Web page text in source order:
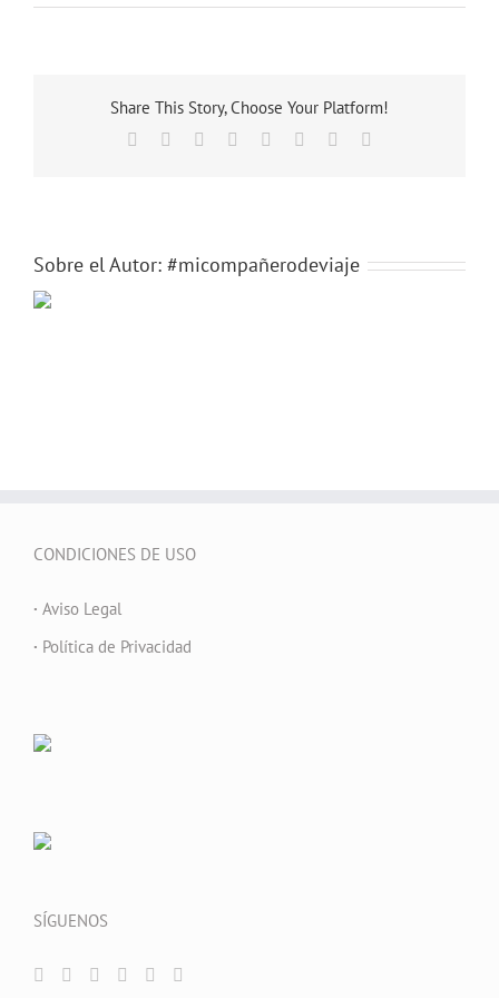
12
Share This Story, Choose Your Platform!
Facebook Reddit LinkedIn
TumblrPinterest
Sobre el Autor: #micompañerodeviaje
CONDICIONES DE USO
· Aviso Legal
· Política de Privacidad
SÍGUENOS